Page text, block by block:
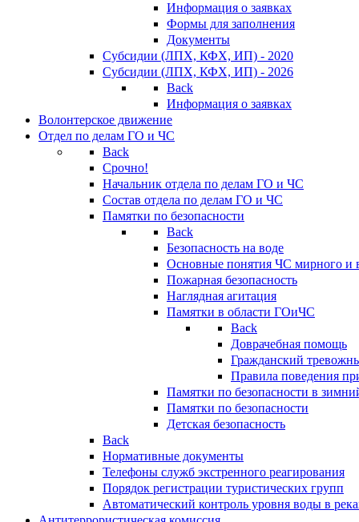
Информация о заявках
Формы для заполнения
Документы
Субсидии (ЛПХ, КФХ, ИП) - 2020
Субсидии (ЛПХ, КФХ, ИП) - 2026
Back
Информация о заявках
Волонтерское движение
Отдел по делам ГО и ЧС
Back
Срочно!
Начальник отдела по делам ГО и ЧС
Состав отдела по делам ГО и ЧС
Памятки по безопасности
Back
Безопасность на воде
Основные понятия ЧС мирного и
Пожарная безопасность
Наглядная агитация
Памятки в области ГОиЧС
Back
Доврачебная помощь
Гражданский
Правила поведения
Памятки по безопасности в
Памятки по безопасности
Детская безопасность
Back
Нормативные документы
Телефоны служб экстренного реагирования
Порядок регистрации туристических групп
Автоматический контроль уровня воды в